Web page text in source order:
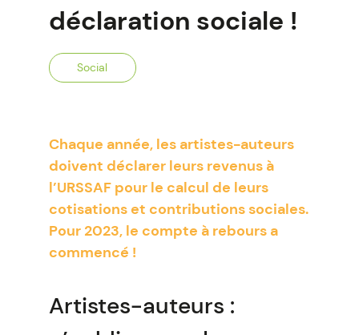
déclaration sociale !
Social
Chaque année, les artistes-auteurs
doivent déclarer leurs revenus à
l’URSSAF pour le calcul de leurs
cotisations et contributions sociales.
Pour 2023, le compte à rebours a
commencé !
Artistes-auteurs :